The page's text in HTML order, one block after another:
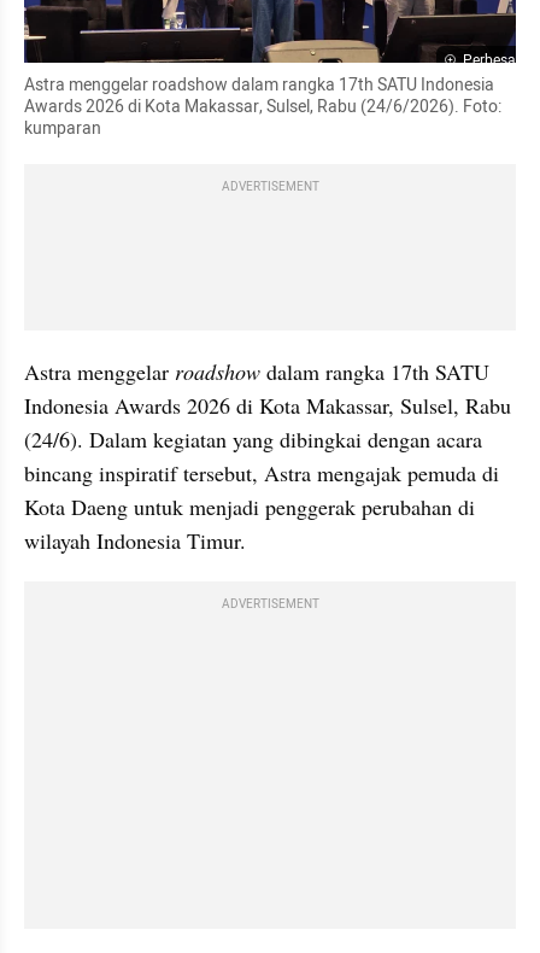
Perbesar
Astra menggelar roadshow dalam rangka 17th SATU Indonesia
Awards 2026 di Kota Makassar, Sulsel, Rabu (24/6/2026). Foto:
kumparan
ADVERTISEMENT
Astra menggelar roadshow dalam rangka 17th SATU
Indonesia Awards 2026 di Kota Makassar, Sulsel, Rabu
(24/6). Dalam kegiatan yang dibingkai dengan acara
bincang inspiratif tersebut, Astra mengajak pemuda di
Kota Daeng untuk menjadi penggerak perubahan di
wilayah Indonesia Timur.
ADVERTISEMENT